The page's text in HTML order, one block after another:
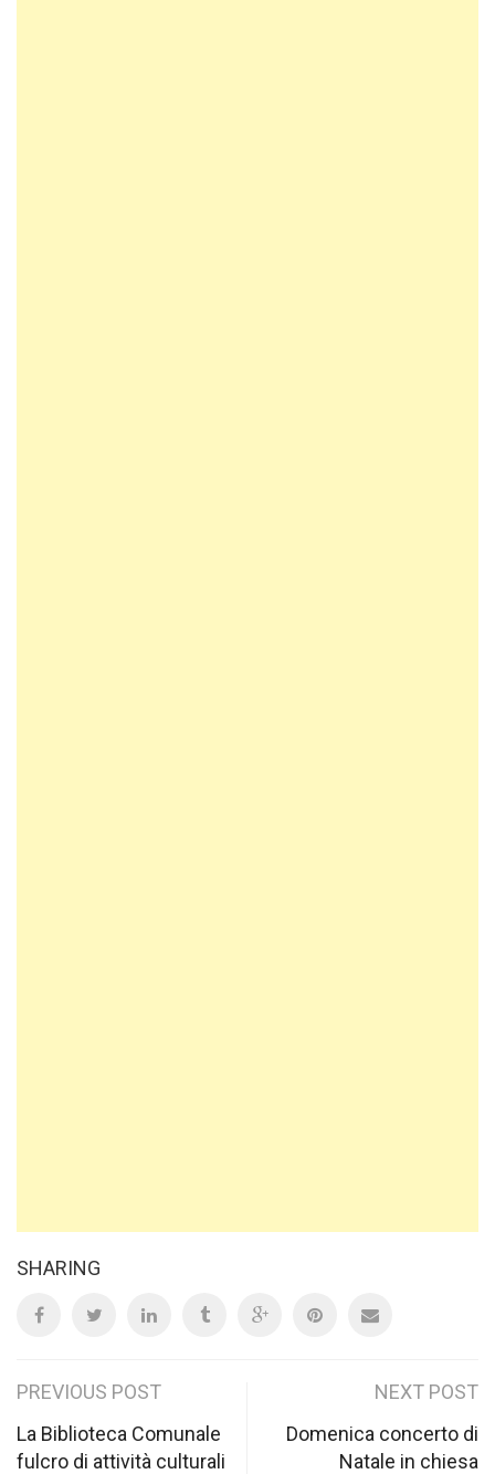
SHARING
Post
navigation
PREVIOUS POST
La Biblioteca Comunale
fulcro di attività culturali
NEXT POST
Domenica concerto di
Natale in chiesa